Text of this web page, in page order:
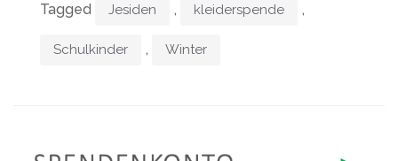
Tagged Jesiden , kleiderspende ,
Schulkinder , Winter